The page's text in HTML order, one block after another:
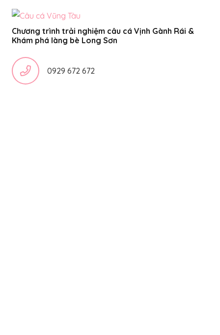
Chương trình trải nghiệm câu cá Vịnh Gành Rái &
Khám phá làng bè Long Sơn
0929 672 672